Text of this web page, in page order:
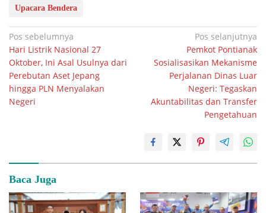
Upacara Bendera
Navigasi
pos
Pos sebelumnya
Hari Listrik Nasional 27
Oktober, Ini Asal Usulnya dari
Perebutan Aset Jepang
hingga PLN Menyalakan
Negeri
Pos selanjutnya
Pemkot Pontianak
Sosialisasikan Mekanisme
Perjalanan Dinas Luar
Negeri: Tegaskan
Akuntabilitas dan Transfer
Pengetahuan
Baca Juga